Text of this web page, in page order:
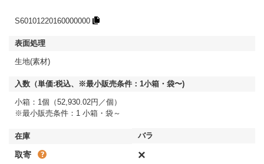
S60101220160000000
生地(素材)
小箱：1個（52,930.02円／個）
※最小販売条件：1 小箱・袋～
取寄 ×